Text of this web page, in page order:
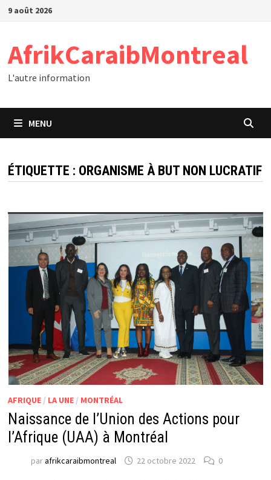
Passer
9 août 2026
AfrikCaraibMontreal
L'autre information
MENU
ÉTIQUETTE : ORGANISME À BUT NON LUCRATIF
AFRIQUE/ LA UNE/ MONTRÉAL
Naissance de l’Union des Actions pour
l’Afrique (UAA) à Montréal
parafrikcaraibmontreal 22 octobre 2022 0